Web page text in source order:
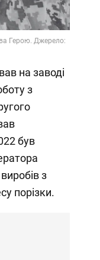
на заводі
з
був
з
порізки.